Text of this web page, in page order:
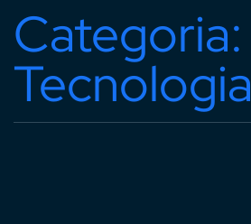
Categoria:
Tecnologia